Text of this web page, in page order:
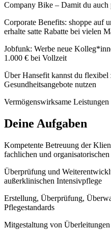
Company Bike – Damit du auch
Corporate Benefits: shoppe auf
erhalte satte Rabatte bei vielen
Jobfunk: Werbe neue
1.000 € bei Vollzeit
Über Hansefit kannst du flexibel
Gesundheitsangebote nutzen
Vermögenswirksame
Deine Aufgaben
Kompetente Betreuung der
fachlichen und
Überprüfung und
außerklinischen Intensivpflege
Erstellung, Überprüfung,
Pflegestandards
Mitgestaltung von